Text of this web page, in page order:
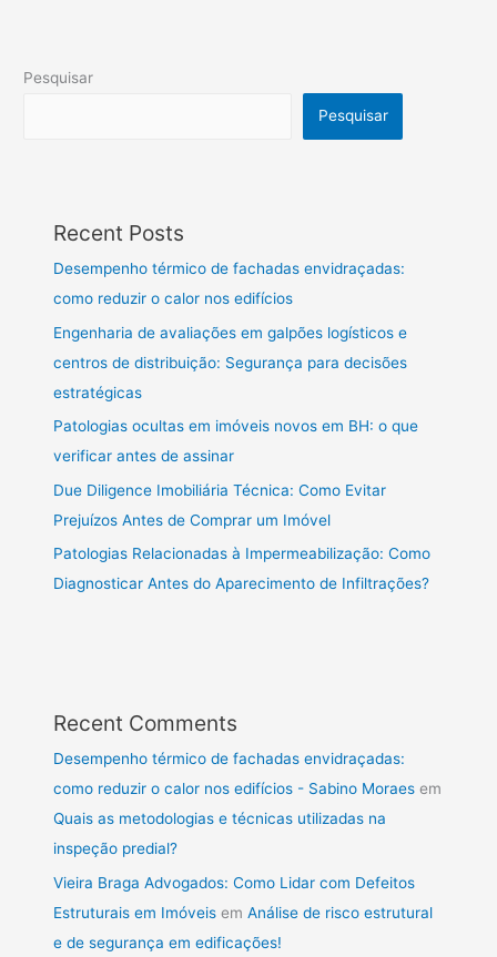
Pesquisar
Pesquisar
Recent Posts
Desempenho térmico de fachadas envidraçadas:
como reduzir o calor nos edifícios
Engenharia de avaliações em galpões logísticos e
centros de distribuição: Segurança para decisões
estratégicas
Patologias ocultas em imóveis novos em BH: o que
verificar antes de assinar
Due Diligence Imobiliária Técnica: Como Evitar
Prejuízos Antes de Comprar um Imóvel
Patologias Relacionadas à Impermeabilização: Como
Diagnosticar Antes do Aparecimento de Infiltrações?
Recent Comments
Desempenho térmico de fachadas envidraçadas:
como reduzir o calor nos edifícios - Sabino Moraes em
Quais as metodologias e técnicas utilizadas na
inspeção predial?
Vieira Braga Advogados: Como Lidar com Defeitos
Estruturais em Imóveis emAnálise de risco estrutural
e de segurança em edificações!